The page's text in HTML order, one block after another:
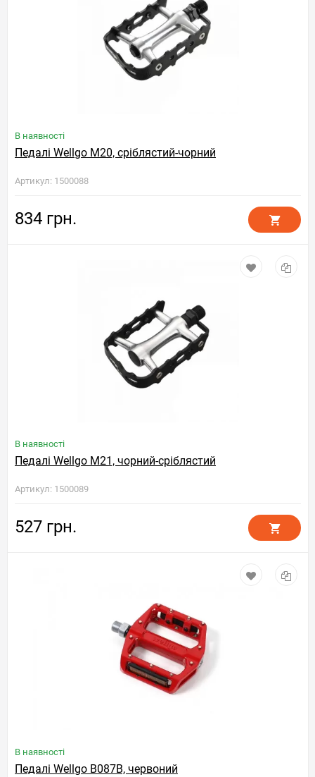
В наявності
Педалі Wellgo M20, сріблястий-чорний
Артикул: 1500088
834 грн.
В наявності
Педалі Wellgo M21, чорний-сріблястий
Артикул: 1500089
527 грн.
В наявності
Педалі Wellgo B087B, червоний